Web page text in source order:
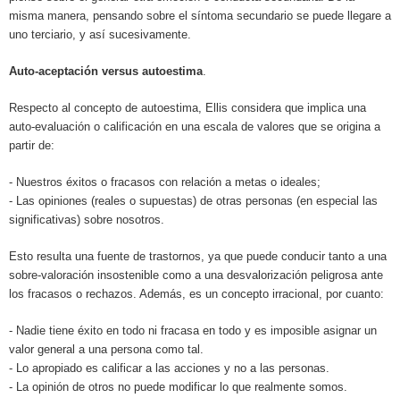
misma manera, pensando sobre el síntoma secundario se puede llegare a
uno terciario, y así sucesivamente.
Auto-aceptación versus autoestima
Respecto al concepto de autoestima, Ellis considera que implica una
auto-evaluación o calificación en una escala de valores que se origina a
partir de:
- Nuestros éxitos o fracasos con relación a metas o ideales;
- Las opiniones (reales o supuestas) de otras personas (en especial las
significativas) sobre nosotros.
Esto resulta una fuente de trastornos, ya que puede conducir tanto a una
sobre-valoración insostenible como a una desvalorización peligrosa ante
los fracasos o rechazos. Además, es un concepto irracional, por cuanto:
- Nadie tiene éxito en todo ni fracasa en todo y es imposible asignar un
valor general a una persona como tal.
- Lo apropiado es calificar a las acciones y no a las personas.
- La opinión de otros no puede modificar lo que realmente somos.